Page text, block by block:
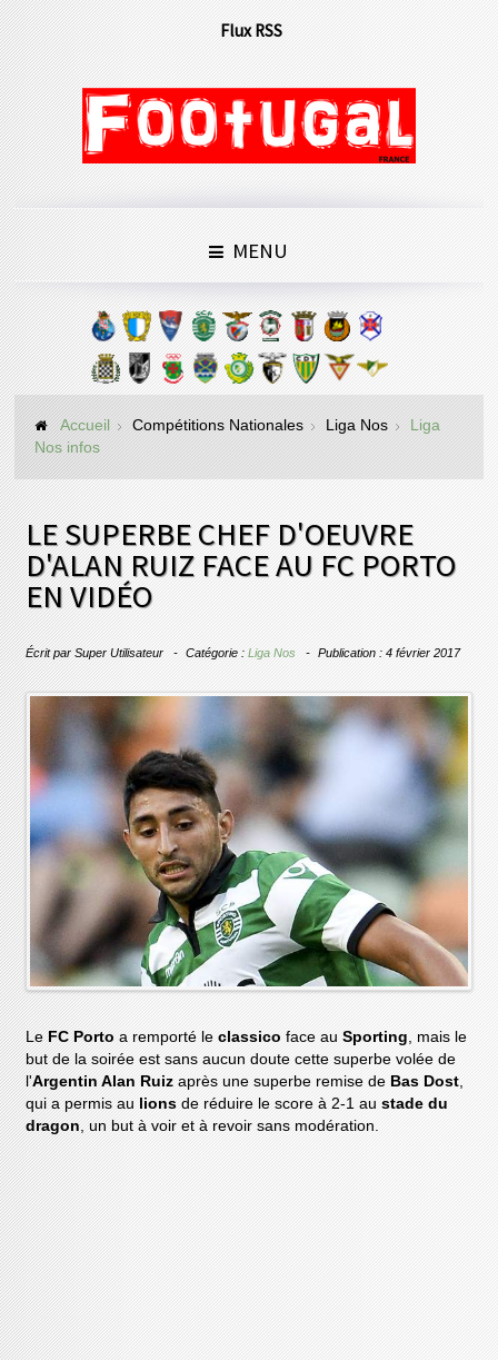
Flux RSS
MENU
Accueil Compétitions Nationales Liga Nos
Liga
Nos infos
LE SUPERBE CHEF D'OEUVRE
D'ALAN RUIZ FACE AU FC PORTO
EN VIDÉO
Écrit parSuper Utilisateur Catégorie :Liga Nos Publication : 4 février 2017
LeFC Porto a remporté leclassico face auSporting, mais le
but de la soirée est sans aucun doute cette superbe volée de
l'Argentin Alan Ruiz après une superbe remise de Bas Dost,
qui a permis au
lionsde réduire le score à 2-1 austade du
dragon, un but à voir et à revoir sans modération.